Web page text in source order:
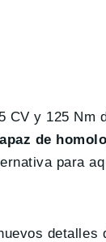
CV y 125 Nm
de
para
detalles